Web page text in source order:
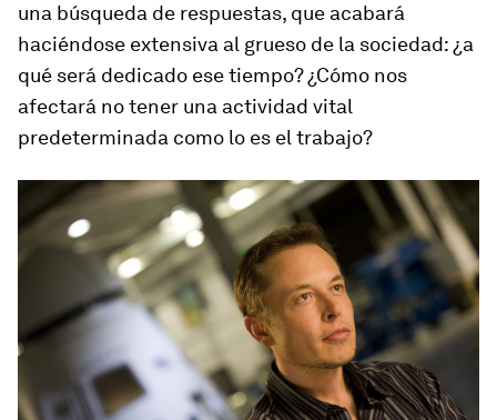
una búsqueda de respuestas, que acabará
haciéndose extensiva al grueso de la sociedad: ¿a
qué será dedicado ese tiempo? ¿Cómo nos
afectará no tener una actividad vital
predeterminada como lo es el trabajo?